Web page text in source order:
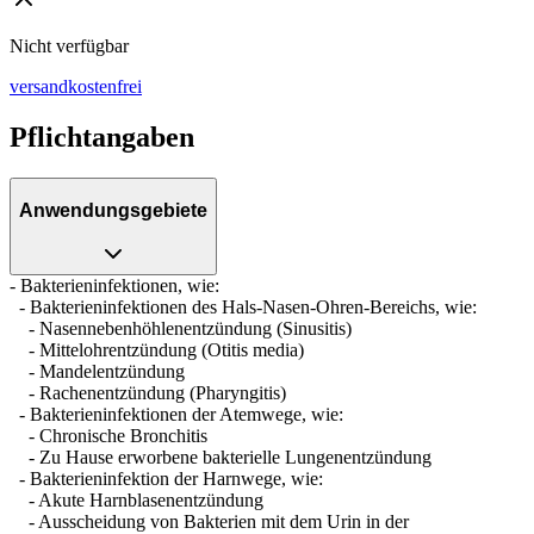
Nicht verfügbar
versandkostenfrei
Pflichtangaben
Anwendungsgebiete
- Bakterieninfektionen, wie:
- Bakterieninfektionen des Hals-Nasen-Ohren-Bereichs, wie:
- Nasennebenhöhlenentzündung (Sinusitis)
- Mittelohrentzündung (Otitis media)
- Mandelentzündung
- Rachenentzündung (Pharyngitis)
- Bakterieninfektionen der Atemwege, wie:
- Chronische Bronchitis
- Zu Hause erworbene bakterielle Lungenentzündung
- Bakterieninfektion der Harnwege, wie:
- Akute Harnblasenentzündung
- Ausscheidung von Bakterien mit dem Urin in der